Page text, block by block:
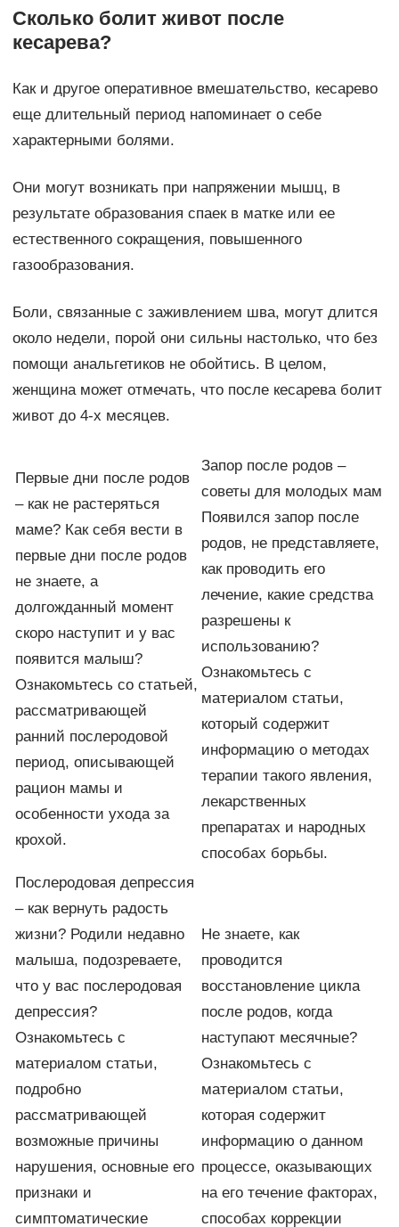
Сколько болит живот после
кесарева?
Как и другое оперативное вмешательство, кесарево
еще длительный период напоминает о себе
характерными болями.
Они могут возникать при напряжении мышц, в
результате образования спаек в матке или ее
естественного сокращения, повышенного
газообразования.
Боли, связанные с заживлением шва, могут длится
около недели, порой они сильны настолько, что без
помощи анальгетиков не обойтись. В целом,
женщина может отмечать, что после кесарева болит
живот до 4-х месяцев.
Первые дни после родов
– как не растеряться
маме? Как себя вести в
первые дни после родов
не знаете, а
долгожданный момент
скоро наступит и у вас
появится малыш?
Ознакомьтесь со статьей,
рассматривающей
ранний послеродовой
период, описывающей
рацион мамы и
особенности ухода за
крохой.
Запор после родов –
советы для молодых мам
Появился запор после
родов, не представляете,
как проводить его
лечение, какие средства
разрешены к
использованию?
Ознакомьтесь с
материалом статьи,
который содержит
информацию о методах
терапии такого явления,
лекарственных
препаратах и народных
способах борьбы.
Послеродовая депрессия
– как вернуть радость
жизни? Родили недавно
малыша, подозреваете,
что у вас послеродовая
депрессия?
Ознакомьтесь с
материалом статьи,
подробно
рассматривающей
возможные причины
нарушения, основные его
признаки и
симптоматические
Не знаете, как
проводится
восстановление цикла
после родов, когда
наступают месячные?
Ознакомьтесь с
материалом статьи,
которая содержит
информацию о данном
процессе, оказывающих
на его течение факторах,
способах коррекции